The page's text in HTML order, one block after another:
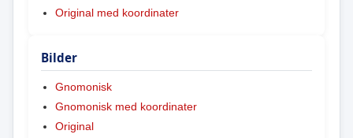
Original med koordinater
Bilder
Gnomonisk
Gnomonisk med koordinater
Original